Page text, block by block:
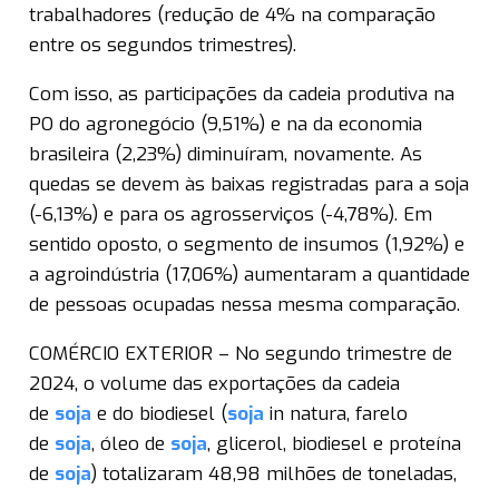
trabalhadores (redução de 4% na comparação
entre os segundos trimestres).
Com isso, as participações da cadeia produtiva na
PO do agronegócio (9,51%) e na da economia
brasileira (2,23%) diminuíram, novamente. As
quedas se devem às baixas registradas para a soja
(-6,13%) e para os agrosserviços (-4,78%). Em
sentido oposto, o segmento de insumos (1,92%) e
a agroindústria (17,06%) aumentaram a quantidade
de pessoas ocupadas nessa mesma comparação.
COMÉRCIO EXTERIOR – No segundo trimestre de
2024, o volume das exportações da cadeia
de soja e do biodiesel (soja in natura, farelo
de soja, óleo de soja, glicerol, biodiesel e proteína
de soja) totalizaram 48,98 milhões de toneladas,